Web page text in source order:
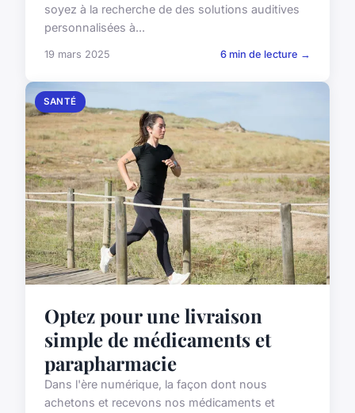
soyez à la recherche de des solutions auditives
personnalisées à...
19 mars 2025 6 min de lecture →
SANTÉ
Optez pour une livraison
simple de médicaments et
parapharmacie
Dans l'ère numérique, la façon dont nous
achetons et recevons nos médicaments et